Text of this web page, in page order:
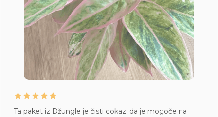
Ta paket iz Džungle je čisti dokaz, da je mogoče na